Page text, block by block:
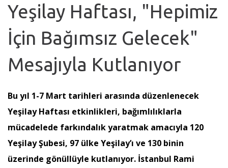
Yeşilay Haftası, "Hepimiz
İçin Bağımsız Gelecek"
Mesajıyla Kutlanıyor
Bu yıl 1-7 Mart tarihleri arasında düzenlenecek
Yeşilay Haftası etkinlikleri, bağımlılıklarla
mücadelede farkındalık yaratmak amacıyla 120
Yeşilay Şubesi, 97 ülke Yeşilay’ı ve 130 binin
üzerinde gönüllüyle kutlanıyor. İstanbul Rami